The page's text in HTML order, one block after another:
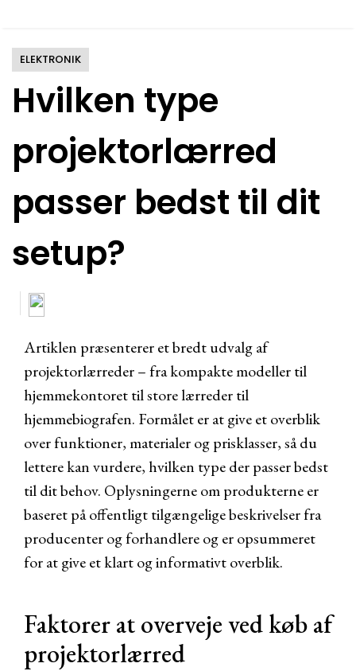
Hvilken type
projektorlærred
passer bedst til dit
setup?
ELEKTRONIK
Artiklen præsenterer et bredt udvalg af
projektorlærreder – fra kompakte modeller til
hjemmekontoret til store lærreder til
hjemmebiografen. Formålet er at give et overblik
over funktioner, materialer og prisklasser, så du
lettere kan vurdere, hvilken type der passer bedst
til dit behov. Oplysningerne om produkterne er
baseret på offentligt tilgængelige beskrivelser fra
producenter og forhandlere og er opsummeret
for at give et klart og informativt overblik.
Faktorer at overveje ved køb af
projektorlærred